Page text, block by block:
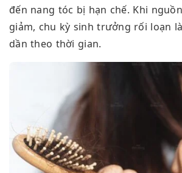
đến nang tóc bị hạn chế. Khi
giảm, chu kỳ sinh trưởng rối loạn
dần theo thời gian.